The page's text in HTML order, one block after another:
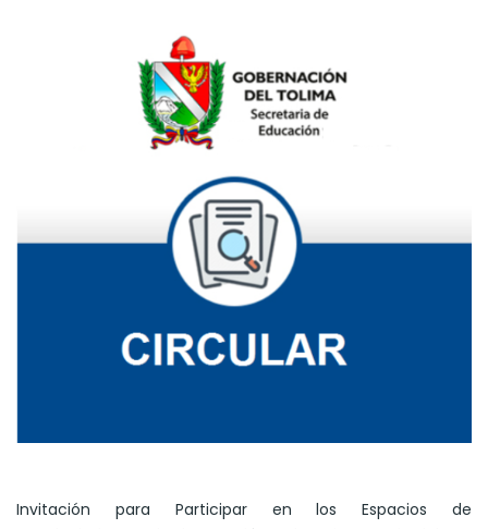
Invitación para Participar en los Espacios de